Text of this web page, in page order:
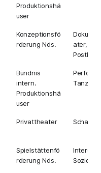
Produktionshä
user
Konzeptionsfö
rderung Nds.
ater,
Bündnis
intern.
Produktionshä
user
Tanz
Privattheater
Spielstättenfö
rderung Nds.